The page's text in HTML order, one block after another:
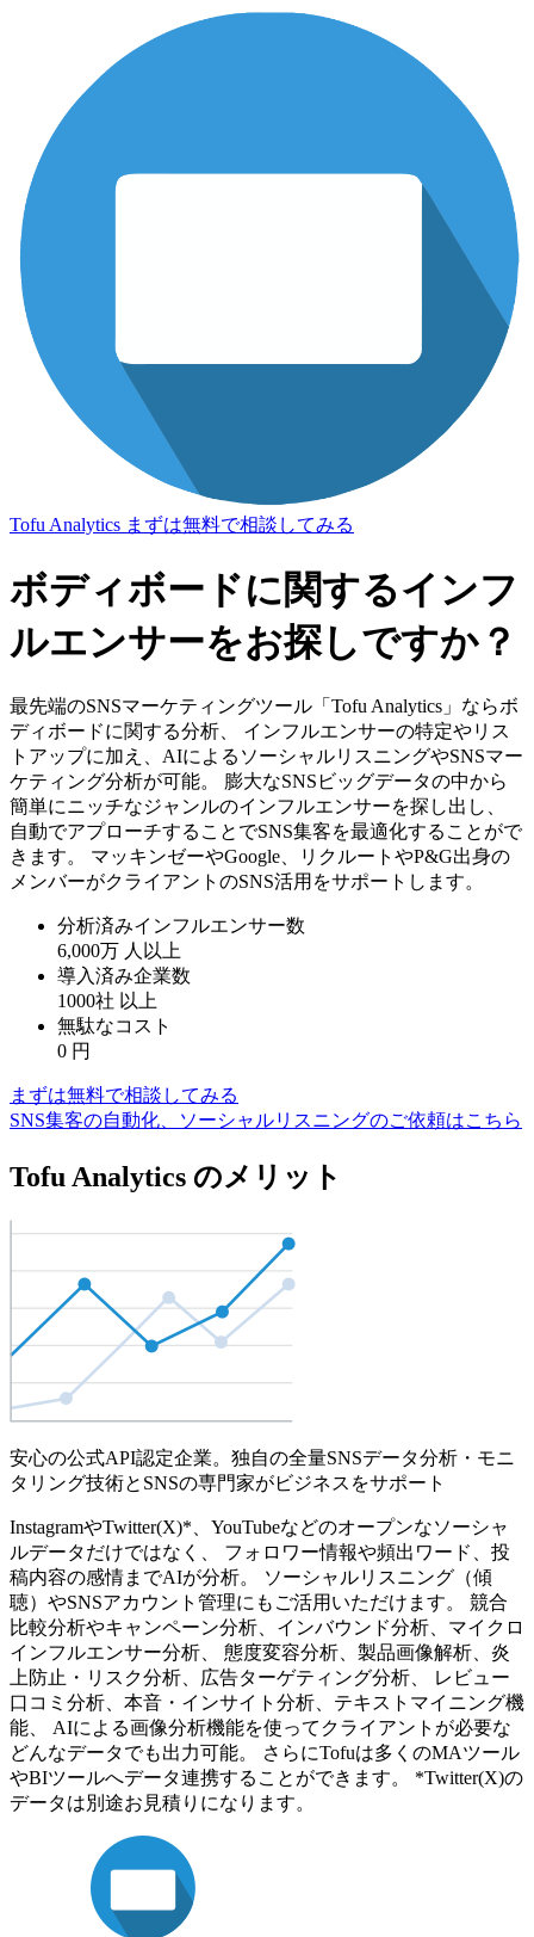
Tofu Analytics まずは無料で相談してみる
ボディボードに関するインフ
ルエンサーをお探しですか？
最先端のSNSマーケティングツール「Tofu Analytics」ならボ
ディボードに関する分析、 インフルエンサーの特定やリス
トアップに加え、AIによるソーシャルリスニングやSNSマー
ケティング分析が可能。 膨大なSNSビッグデータの中から
簡単にニッチなジャンルのインフルエンサーを探し出し、
自動でアプローチすることでSNS集客を最適化することがで
きます。 マッキンゼーやGoogle、リクルートやP&G出身の
メンバーがクライアントのSNS活用をサポートします。
分析済みインフルエンサー数
6,000万 人以上
導入済み企業数
1000社 以上
無駄なコスト
0 円
まずは無料で相談してみる
SNS集客の自動化、ソーシャルリスニングのご依頼はこちら
Tofu Analytics のメリット
安心の公式API認定企業。独自の全量SNSデータ分析・モニ
タリング技術とSNSの専門家がビジネスをサポート
InstagramやTwitter(X)*、YouTubeなどのオープンなソーシャ
ルデータだけではなく、 フォロワー情報や頻出ワード、投
稿内容の感情までAIが分析。 ソーシャルリスニング（傾
聴）やSNSアカウント管理にもご活用いただけます。 競合
比較分析やキャンペーン分析、インバウンド分析、マイクロ
インフルエンサー分析、 態度変容分析、製品画像解析、炎
上防止・リスク分析、広告ターゲティング分析、 レビュー
口コミ分析、本音・インサイト分析、テキストマイニング機
能、 AIによる画像分析機能を使ってクライアントが必要な
どんなデータでも出力可能。 さらにTofuは多くのMAツール
やBIツールへデータ連携することができます。 *Twitter(X)の
データは別途お見積りになります。